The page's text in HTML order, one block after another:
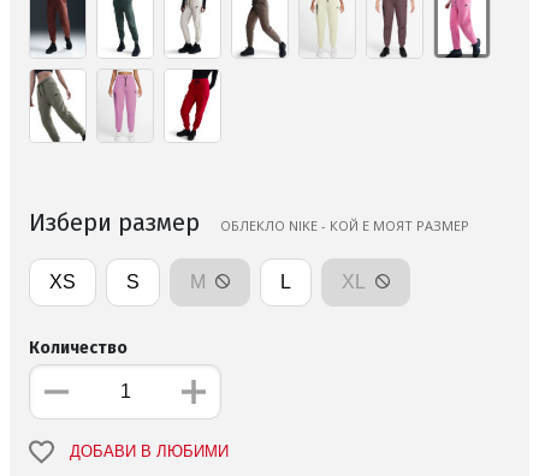
Избери размер ОБЛЕКЛО NIKE - КОЙ Е МОЯТ РАЗМЕР
XS S M L XL
Количество
ДОБАВИ В ЛЮБИМИ